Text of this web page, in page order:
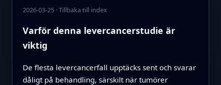
2026-03-25·Tillbaka till index
Varför denna levercancerstudie är
viktig
De flesta levercancerfall upptäcks sent och svarar
dåligt på behandling, särskilt när tumörer